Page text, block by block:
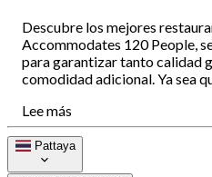
Descubre los mejores
Accommodates 120 People,
para garantizar tanto calidad
comodidad adicional. Ya sea
Lee más
Pattaya